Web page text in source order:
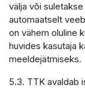
välja või
automaatselt
on vähem oluline
huvides kasutaja
meeldejätmiseks.
5.3. TTK avaldab